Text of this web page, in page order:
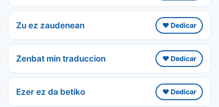
Zu ez zaudenean ❤️ Dedicar
Zenbat min traduccion ❤️ Dedicar
Ezer ez da betiko ❤️ Dedicar